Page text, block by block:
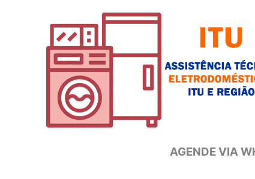
AGENDE VIA